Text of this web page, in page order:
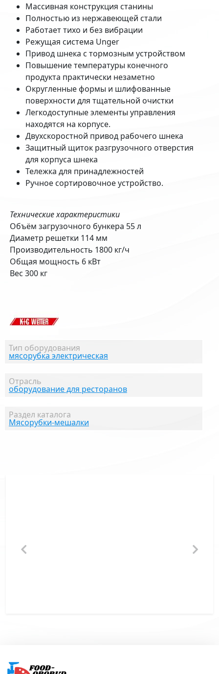
Тип оборудования
мясорубка электрическая
Отрасль
оборудование для ресторанов
Раздел каталога
Мясорубки-мешалки
Массивная конструкция станины
Полностью из нержавеющей стали
Работает тихо и без вибрации
Режущая система Unger
Привод шнека с тормозным устройством
Повышение температуры конечного
продукта практически незаметно
Округленные формы и шлифованные
поверхности для тщательной очистки
Легкодоступные элементы управления
находятся на корпусе.
Двухскоростной привод рабочего шнека
Защитный щиток разгрузочного отверстия
для корпуса шнека
Тележка для принадлежностей
Ручное сортировочное устройство.
Технические характеристики
Объём загрузочного бункера 55 л
Диаметр решетки 114 мм
Производительность 1800 кг/ч
Общая мощность 6 кВт
Вес 300 кг